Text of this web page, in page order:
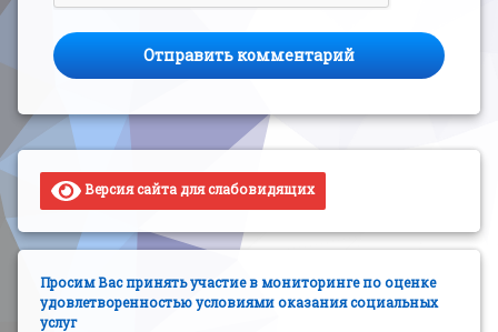
Версия сайта для слабовидящих
Просим Вас принять участие в мониторинге по оценке
удовлетворенностью условиями оказания социальных
услуг